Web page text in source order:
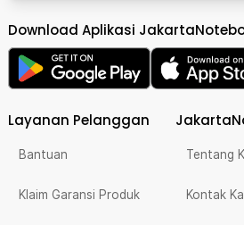
Download Aplikasi
Layanan Pelanggan
Bantuan
Klaim Garansi Produk
Tentang
Kontak